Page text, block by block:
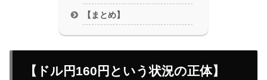
【まとめ】
【ドル円160円という状況の正体】